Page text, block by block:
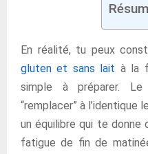
En réalité, tu peux
gluten et sans lait à la
simple à préparer.
“remplacer” à l’identique
un équilibre qui te donne
fatigue de fin de